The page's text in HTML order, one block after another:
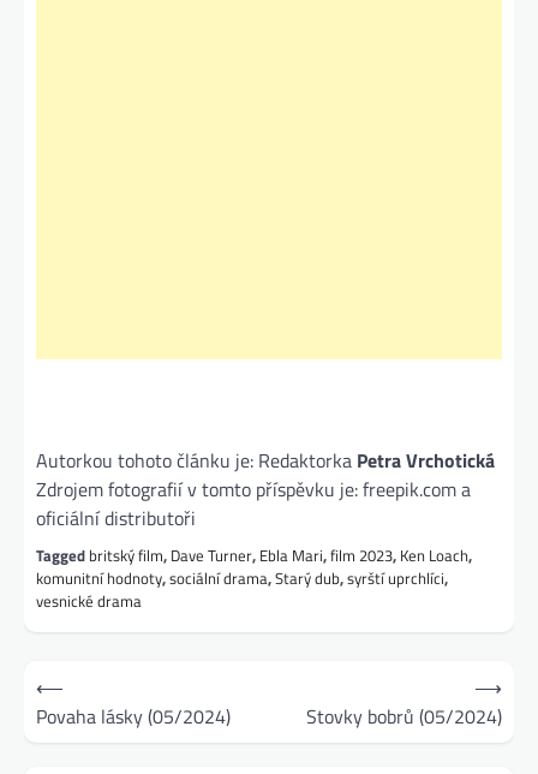
Autorkou tohoto článku je: Redaktorka Petra Vrchotická
Zdrojem fotografií v tomto příspěvku je: freepik.com a
oficiální distributoři
Tagged britský film, Dave Turner, Ebla Mari,film 2023, Ken Loach,
komunitní hodnoty,sociální drama,Starý dub,syrští uprchlíci,
vesnické drama
Navigace
pro
příspěvek
⟵
Povaha lásky (05/2024)
Stovky bobrů (05/2024)
⟶